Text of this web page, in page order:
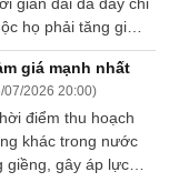
họ phải tăng giá
mua ít sôcôla
giá mạnh nhất
07/2026 20:00)
điểm thu hoạch
khác trong nước
giềng, gây áp lực